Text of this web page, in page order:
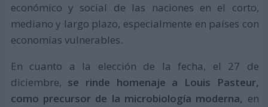
económico y social de las naciones en el corto,
mediano y largo plazo, especialmente en países con
economías vulnerables.
En cuanto a la elección de la fecha, el 27 de
diciembre, se rinde homenaje a Louis Pasteur,
como precursor de la microbiología moderna, en